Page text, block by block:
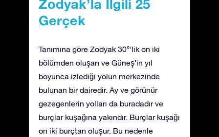
Zodyak’la İlgili 25
Gerçek
Tanımına göre Zodyak 30°’lik on iki
bölümden oluşan ve Güneş’in yıl
boyunca izlediği yolun merkezinde
bulunan bir dairedir. Ay ve görünür
gezegenlerin yolları da buradadır ve
burçlar kuşağına yakındır. Burçlar kuşağı
on iki burçtan oluşur. Bu nedenle